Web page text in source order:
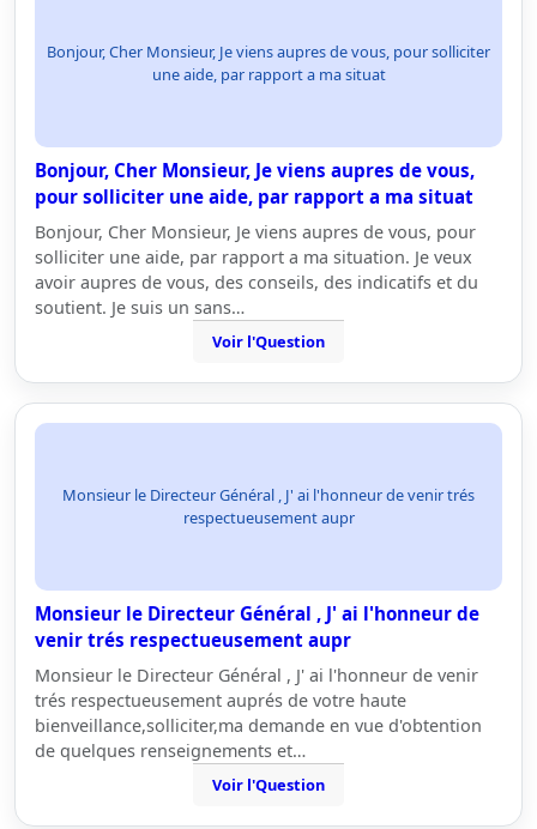
Bonjour, Cher Monsieur, Je viens aupres de vous, pour solliciter
une aide, par rapport a ma situat
Bonjour, Cher Monsieur, Je viens aupres de vous,
pour solliciter une aide, par rapport a ma situat
Bonjour, Cher Monsieur, Je viens aupres de vous, pour
solliciter une aide, par rapport a ma situation. Je veux
avoir aupres de vous, des conseils, des indicatifs et du
soutient. Je suis un sans…
Voir l'Question
Monsieur le Directeur Général , J' ai l'honneur de venir trés
respectueusement aupr
Monsieur le Directeur Général , J' ai l'honneur de
venir trés respectueusement aupr
Monsieur le Directeur Général , J' ai l'honneur de venir
trés respectueusement auprés de votre haute
bienveillance,solliciter,ma demande en vue d'obtention
de quelques renseignements et…
Voir l'Question